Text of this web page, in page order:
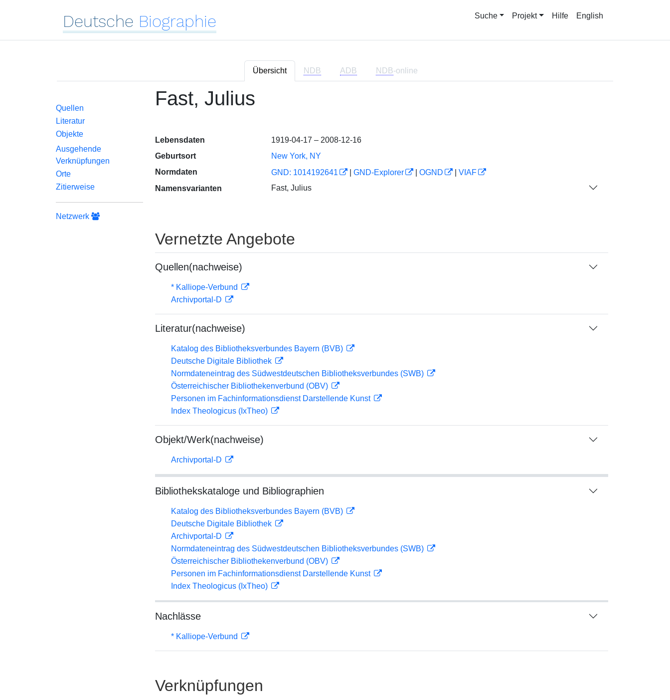
Deutsche Biographie Suche Projekt Hilfe English
Übersicht NDB ADB NDB-online
Quellen
Literatur
Objekte
Ausgehende
Verknüpfungen
Orte
Zitierweise
Netzwerk
Fast, Julius
Lebensdaten
1919-04-17 – 2008-12-16
Geburtsort
New York, NY
Normdaten
GND: 1014192641 GND-Explorer OGND
VIAF
Namensvarianten
Fast, Julius
Vernetzte Angebote
Quellen(nachweise)
* Kalliope-Verbund
Archivportal-D
Literatur(nachweise)
Katalog des Bibliotheksverbundes Bayern (BVB)
Deutsche Digitale Bibliothek
Normdateneintrag des Südwestdeutschen Bibliotheksverbundes (SWB)
Österreichischer Bibliothekenverbund (OBV)
Personen im Fachinformationsdienst Darstellende Kunst
Index Theologicus (IxTheo)
Objekt/Werk(nachweise)
Archivportal-D
Bibliothekskataloge und Bibliographien
Katalog des Bibliotheksverbundes Bayern (BVB)
Deutsche Digitale Bibliothek
Archivportal-D
Normdateneintrag des Südwestdeutschen Bibliotheksverbundes (SWB)
Österreichischer Bibliothekenverbund (OBV)
Personen im Fachinformationsdienst Darstellende Kunst
Index Theologicus (IxTheo)
Nachlässe
* Kalliope-Verbund
Verknüpfungen